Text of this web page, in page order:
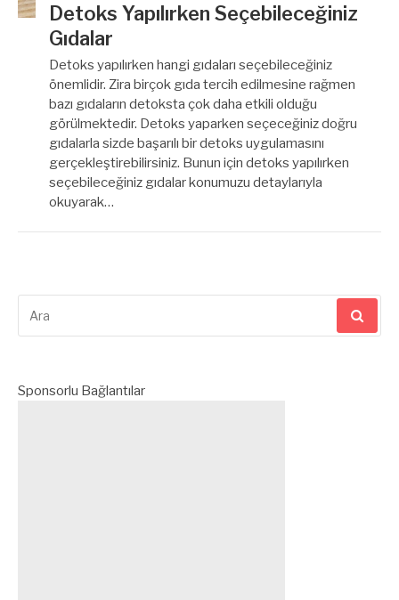
Detoks Yapılırken Seçebileceğiniz
Gıdalar
Detoks yapılırken hangi gıdaları seçebileceğiniz
önemlidir. Zira birçok gıda tercih edilmesine rağmen
bazı gıdaların detoksta çok daha etkili olduğu
görülmektedir. Detoks yaparken seçeceğiniz doğru
gıdalarla sizde başarılı bir detoks uygulamasını
gerçekleştirebilirsiniz. Bunun için detoks yapılırken
seçebileceğiniz gıdalar konumuzu detaylarıyla
okuyarak…
yap:
Sponsorlu Bağlantılar